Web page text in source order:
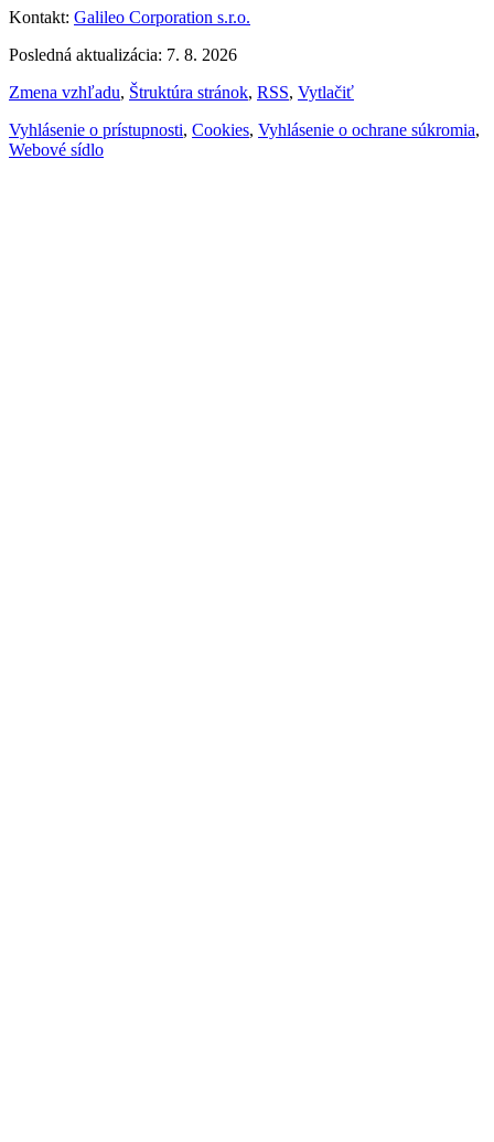
Kontakt: Galileo Corporation s.r.o.
Posledná aktualizácia: 7. 8. 2026
Zmena vzhľadu, Štruktúra stránok, RSS, Vytlačiť
Vyhlásenie o prístupnosti, Cookies, Vyhlásenie o ochrane súkromia,
Webové sídlo